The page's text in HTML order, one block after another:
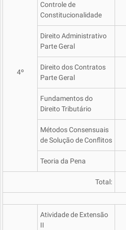
4º
Controle de
Constitucionalidade
Direito Administrativo
Parte Geral
Direito dos Contratos
Parte Geral
Fundamentos do
Direito Tributário
Métodos Consensuais
de Solução de Conflitos
Teoria da Pena
Total:
Atividade de Extensão
II